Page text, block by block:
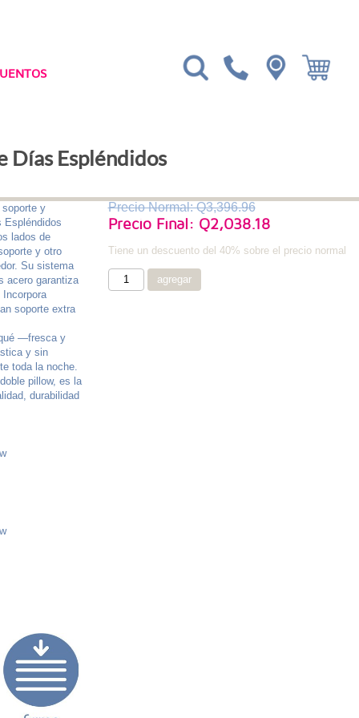
Días Espléndidos
soporte y
Espléndidos
lados de
y otro
Su sistema
acero garantiza
soporte extra
—fresca y
y sin
toda la noche.
pillow, es la
durabilidad
Precio Normal: Q3,396.96
Precio Final: Q2,038.18
Tiene un descuento del 40% sobre el precio normal